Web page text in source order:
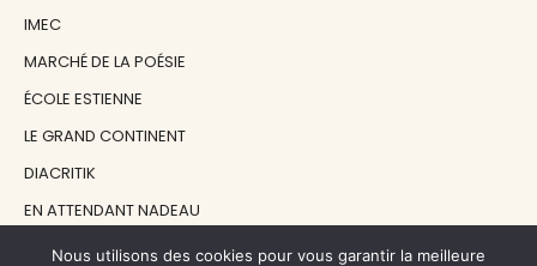
IMEC
MARCHÉ DE LA POÉSIE
ÉCOLE ESTIENNE
LE GRAND CONTINENT
DIACRITIK
EN ATTENDANT NADEAU
Nous utilisons des cookies pour vous garantir la meilleure